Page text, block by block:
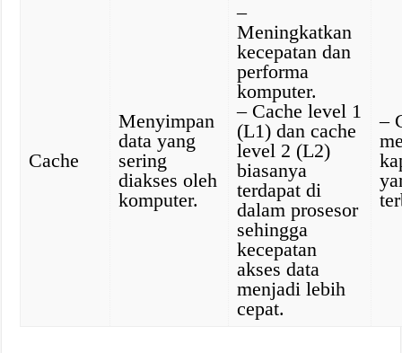
Cache
Menyimpan
data yang
sering
diakses oleh
komputer.
–
Meningkatkan
kecepatan dan
performa
komputer.
– Cache level 1
(L1) dan cache
level 2 (L2)
biasanya
terdapat di
dalam prosesor
sehingga
kecepatan
akses data
menjadi lebih
cepat.
–